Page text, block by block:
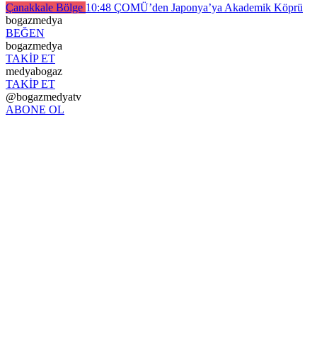
Çanakkale Bölge 10:48 ÇOMÜ’den Japonya’ya Akademik Köprü
bogazmedya
BEĞEN
bogazmedya
TAKİP ET
medyabogaz
TAKİP ET
@bogazmedyatv
ABONE OL